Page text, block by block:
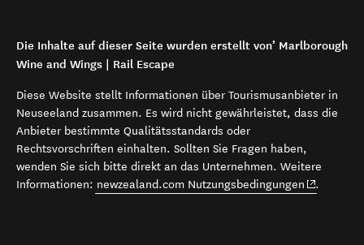
Die Inhalte auf dieser Seite wurden erstellt von’ Marlborough
Wine and Wings | Rail Escape
Diese Website stellt Informationen über Tourismusanbieter in
Neuseeland zusammen. Es wird nicht gewährleistet, dass die
Anbieter bestimmte Qualitätsstandards oder
Rechtsvorschriften einhalten. Sollten Sie Fragen haben,
wenden Sie sich bitte direkt an das Unternehmen. Weitere
Informationen: newzealand.com Nutzungsbedingungen (opens in
.